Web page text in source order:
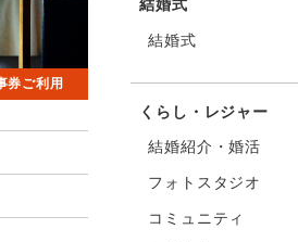
券ご利用
結婚式
結婚式
くらし・レジャー
結婚紹介・婚活
フォトスタジオ
コミュニティ